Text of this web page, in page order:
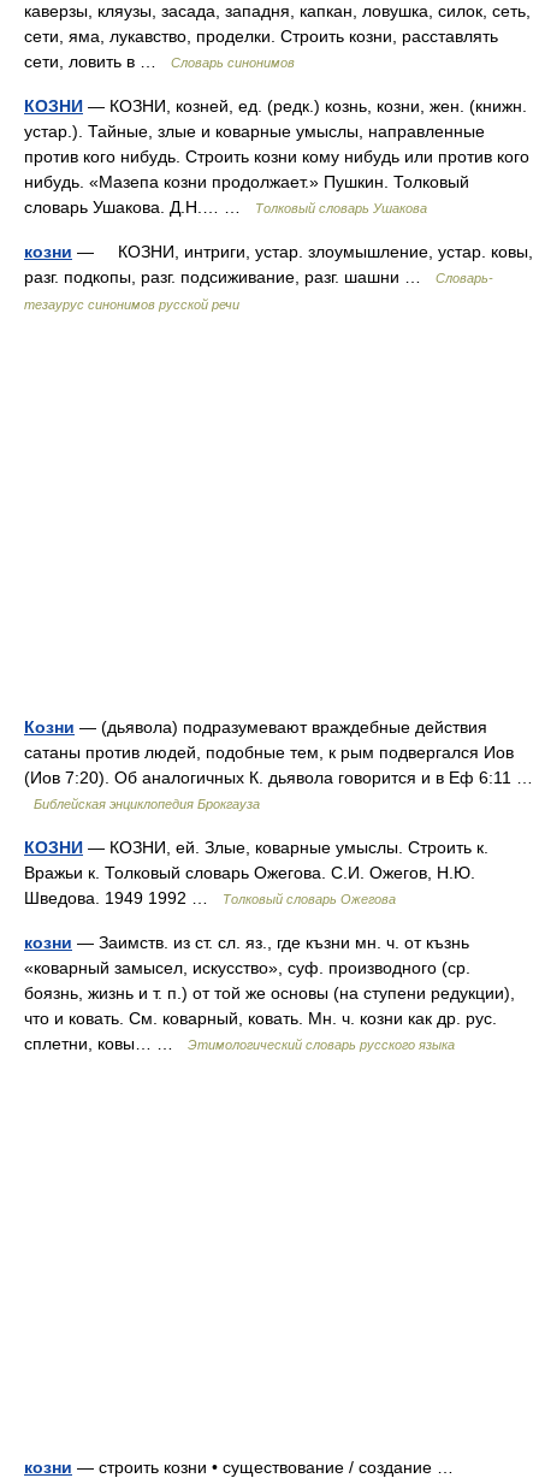
каверзы, кляузы, засада, западня, капкан, ловушка, силок, сеть,
сети, яма, лукавство, проделки. Строить козни, расставлять
сети, ловить в …
Словарь синонимов
КОЗНИ — КОЗНИ, козней, ед. (редк.) кознь, козни, жен. (книжн.
устар.). Тайные, злые и коварные умыслы, направленные
против кого нибудь. Строить козни кому нибудь или против кого
нибудь. «Мазепа козни продолжает.» Пушкин. Толковый
словарь Ушакова. Д.Н.… …
Толковый словарь Ушакова
козни — КОЗНИ, интриги, устар. злоумышление, устар. ковы,
разг. подкопы, разг. подсиживание, разг. шашни …
Словарь-
тезаурус синонимов русской речи
Козни — (дьявола) подразумевают враждебные действия
сатаны против людей, подобные тем, к рым подвергался Иов
(Иов 7:20). Об аналогичных К. дьявола говорится и в Еф 6:11 …
Библейская энциклопедия Брокгауза
КОЗНИ — КОЗНИ, ей. Злые, коварные умыслы. Строить к.
Вражьи к. Толковый словарь Ожегова. С.И. Ожегов, Н.Ю.
Шведова. 1949 1992 …
Толковый словарь Ожегова
козни — Заимств. из ст. сл. яз., где къзни мн. ч. от къзнь
«коварный замысел, искусство», суф. производного (ср.
боязнь, жизнь и т. п.) от той же основы (на ступени редукции),
что и ковать. См. коварный, ковать. Мн. ч. козни как др. рус.
сплетни, ковы… …
Этимологический словарь русского языка
козни — строить козни • существование / создание …